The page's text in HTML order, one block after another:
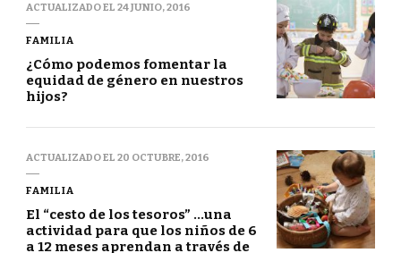
ACTUALIZADO EL 24 JUNIO, 2016
FAMILIA
¿Cómo podemos fomentar la
equidad de género en nuestros
hijos?
ACTUALIZADO EL 20 OCTUBRE, 2016
FAMILIA
El “cesto de los tesoros” …una
actividad para que los niños de 6
a 12 meses aprendan a través de